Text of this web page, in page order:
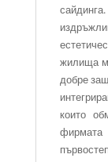
жилища
добре
които